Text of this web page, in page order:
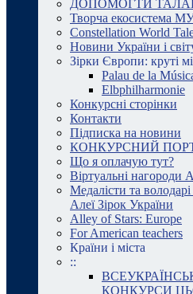
ДОПОМОГТИ
Творча екосистема
Constellation World
Новини України і
Зірки Європи: круті
Palau de la
Elbphilharmonie
Конкурсні сторінки
Контакти
Підписка на новини
КОНКУРСНИЙ
Що я оплачую тут?
Віртуальні нагороди
Медалісти та володарі
Алеї Зірок України
Alley of Stars: Europe
For American teachers
Країни і міста
::
КОНКУРСИ